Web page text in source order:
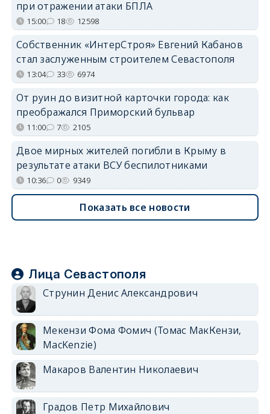
при отражении атаки БПЛА
15:00 18 12598
Собственник «ИнтерСтроя» Евгений Кабанов
стал заслуженным строителем Севастополя
13:04 33 6974
От руин до визитной карточки города: как
преображался Приморский бульвар
11:00 7 2105
Двое мирных жителей погибли в Крыму в
результате атаки ВСУ беспилотниками
10:36 0 9349
Показать все новости
Лица Севастополя
Струнин Денис Александрович
Мекензи Фома Фомич (Томас МакКензи,
MacKenzie)
Макаров Валентин Николаевич
Градов Петр Михайлович